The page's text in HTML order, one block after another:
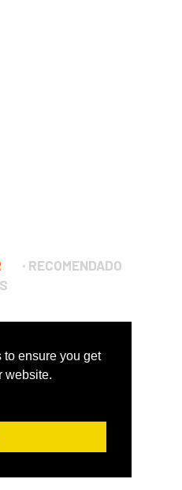
ensure you get
website.
RECOMENDADO
de L3 / L4